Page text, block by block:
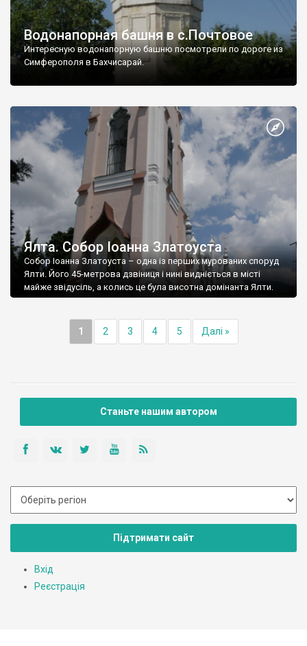
Водонапорная башня в с.Почтовое
Интересную водонапорную башню посмотрели по дороге из
Симферополя в Бахчисарай.
Ялта. Собор Іоанна Златоуста
Собор Іоанна Златоуста – одна із перших мурованих споруд
Ялти. Його 45-метрова дзвіниця і нині видніється в місті
майже звідусіль, а колись це була висотна домінанта Ялти.
1 2 3 4 5 Далі »
Станьте нашим автором
Підтримати сайт
Вхід
Реєстрація